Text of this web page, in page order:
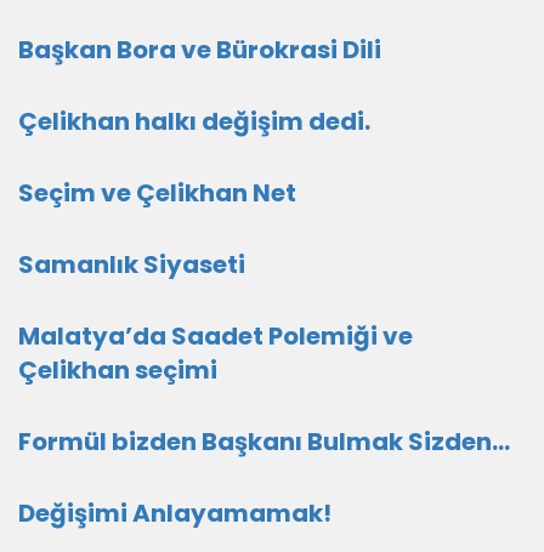
Başkan Bora ve Bürokrasi Dili
Çelikhan halkı değişim dedi.
Seçim ve Çelikhan Net
Samanlık Siyaseti
Malatya’da Saadet Polemiği ve
Çelikhan seçimi
Formül bizden Başkanı Bulmak Sizden…
Değişimi Anlayamamak!